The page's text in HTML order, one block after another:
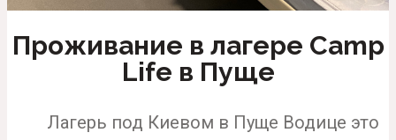
Проживание в лагере Camp
Life в Пуще
Лагерь под Киевом в Пуще Водице это